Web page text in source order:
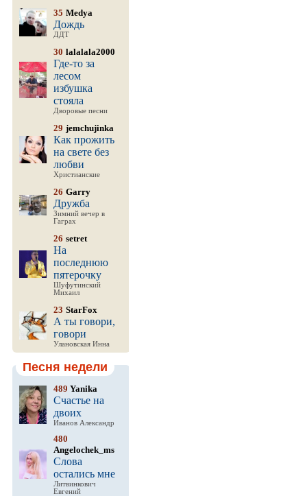
35 Medya
Дождь
ДДТ
30 lalalala2000
Где-то за
лесом
избушка
стояла
Дворовые песни
29 jemchujinka
Как прожить
на свете без
любви
Христианские
26 Garry
Дружба
Зимний вечер в
Гаграх
26 setret
На
последнюю
пятерочку
Шуфутинский
Михаил
23 StarFox
А ты говори,
говори
Улановская Инна
Песня недели
489 Yanika
Счастье на
двоих
Иванов Александр
480
Angelochek_ms
Слова
остались мне
Литвинкович
Евгений